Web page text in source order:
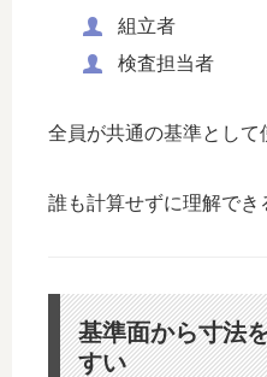
組立者
検査担当者
全員が共通の基準として
誰も計算せずに理解でき
基準面から寸法
すい